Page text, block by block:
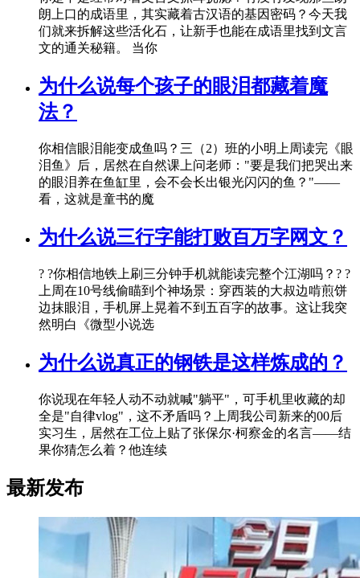
朗上口的成语里，其实藏着古汉语的基因密码？今天我
们就来拆解这些活化石，让新手也能在成语里找到文言
文的通关秘籍。 当你
为什么说每个孩子的眼泪都藏着魔
法？
你相信眼泪能变成鱼吗？三（2）班的小明上周读完《眼
泪鱼》后，居然在自然课上问老师："要是我们把哭出来
的眼泪养在鱼缸里，会不会长出银光闪闪的鱼？"——
看，这就是童书的魔
为什么说三行字能打败百万字网文？
? ?你相信地铁上刷三分钟手机就能读完整个江湖吗？? ?
上周在10号线偷瞄到个神场景：穿西装的大叔边啃煎饼
边抹眼泪，手机屏上晃着不到五百字的故事。这让我突
然明白《微型小说选
为什么说真正的钢铁是这样炼成的？
你说现在年轻人动不动就喊"躺平"，可手机里收藏的却
全是"自律vlog"，这不矛盾吗？上周我公司新来的00后
实习生，居然在工位上贴了张保尔·柯察金的名言——结
果你猜怎么着？他连续
最新发布